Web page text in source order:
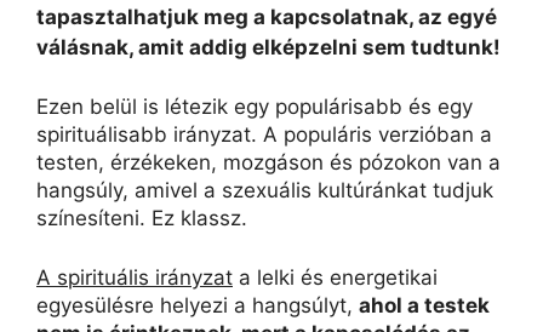
tapasztalhatjuk meg a kapcsolatnak, az egyé
válásnak, amit addig elképzelni sem tudtunk!
Ezen belül is létezik egy populárisabb és egy
spirituálisabb irányzat. A populáris verzióban a
testen, érzékeken, mozgáson és pózokon van a
hangsúly, amivel a szexuális kultúránkat tudjuk
színesíteni. Ez klassz.
A spirituális irányzat a lelki és energetikai
egyesülésre helyezi a hangsúlyt, ahol a testek